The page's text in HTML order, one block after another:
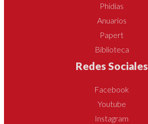
Phidias
Anuarios
Papert
Biblioteca
Redes Sociales
Facebook
Youtube
Instagram